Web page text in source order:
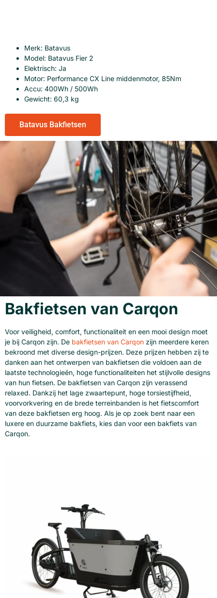
Merk: Batavus
Model: Batavus Fier 2
Elektrisch: Ja
Motor: Performance CX Line middenmotor, 85Nm
Accu: 400Wh / 500Wh
Gewicht: 60,3 kg
Batavus Bakfietsen
Bakfietsen van Carqon
Voor veiligheid, comfort, functionaliteit en een mooi design moet
je bij Carqon zijn. De bakfietsen van Carqon zijn meerdere keren
bekroond met diverse design-prijzen. Deze prijzen hebben zij te
danken aan het ontwerpen van bakfietsen die voldoen aan de
laatste technologieën, hoge functionaliteiten het stijlvolle designs
van hun fietsen. De bakfietsen van Carqon zijn verassend
relaxed. Dankzij het lage zwaartepunt, hoge torsiestijfheid,
voorvorkvering en de brede terreinbanden is het fietscomfort
van deze bakfietsen erg hoog. Als je op zoek bent naar een
luxere en duurzame bakfiets, kies dan voor een bakfiets van
Carqon.